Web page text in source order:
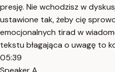
presję. Nie wchodzisz w
ustawione tak, żeby cię
emocjonalnych tirad w
tekstu błagająca o uwagę to
05:39